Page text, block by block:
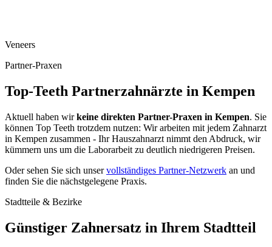
Veneers
Partner-Praxen
Top-Teeth Partnerzahnärzte in Kempen
Aktuell haben wirkeine direkten Partner-Praxen in Kempen. Sie
können Top Teeth trotzdem nutzen: Wir arbeiten mit jedem Zahnarzt
in Kempen zusammen - Ihr Hauszahnarzt nimmt den Abdruck, wir
kümmern uns um die Laborarbeit zu deutlich niedrigeren Preisen.
Oder sehen Sie sich unservollständiges Partner-Netzwerk an und
finden Sie die nächstgelegene Praxis.
Stadtteile & Bezirke
Günstiger Zahnersatz in Ihrem Stadtteil